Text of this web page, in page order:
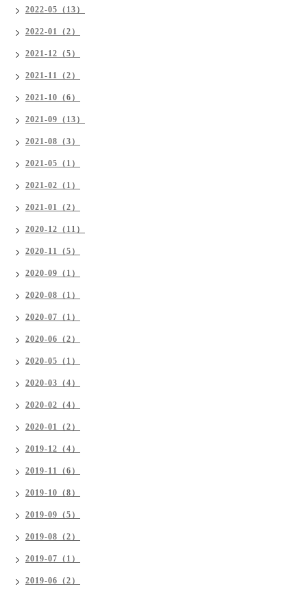
2022-05（13）
2022-01（2）
2021-12（5）
2021-11（2）
2021-10（6）
2021-09（13）
2021-08（3）
2021-05（1）
2021-02（1）
2021-01（2）
2020-12（11）
2020-11（5）
2020-09（1）
2020-08（1）
2020-07（1）
2020-06（2）
2020-05（1）
2020-03（4）
2020-02（4）
2020-01（2）
2019-12（4）
2019-11（6）
2019-10（8）
2019-09（5）
2019-08（2）
2019-07（1）
2019-06（2）